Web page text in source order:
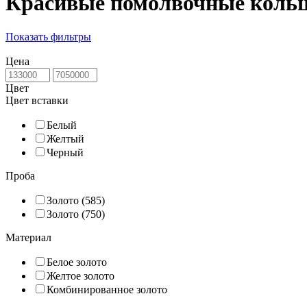
Показать фильтры
Цена
Цвет
Цвет вставки
Белый
Желтый
Черный
Проба
Золото (585)
Золото (750)
Материал
Белое золото
Желтое золото
Комбинированное золото